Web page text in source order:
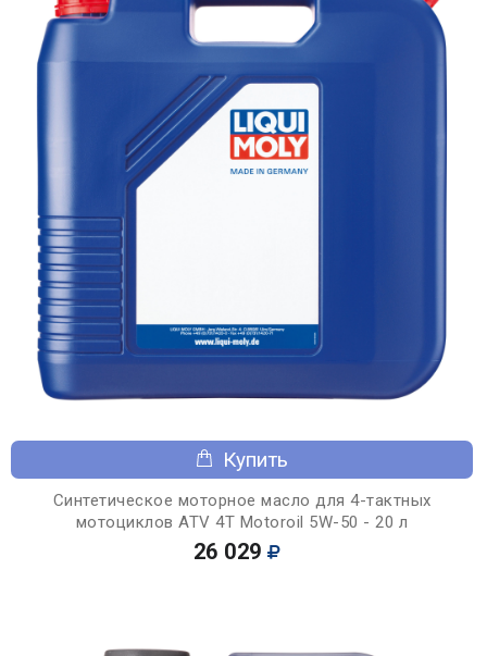
Купить
Синтетическое моторное масло для 4-тактных
мотоциклов ATV 4T Motoroil 5W-50 - 20 л
26 029